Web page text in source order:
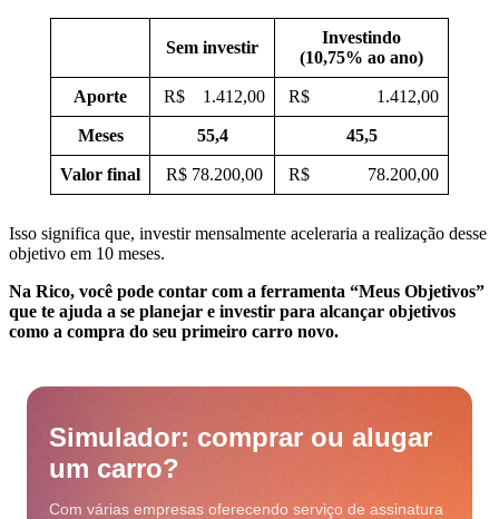
Sem investir
Investindo
(10,75% ao ano)
Aporte R$ 1.412,00 R$ 1.412,00
Meses 55,4 45,5
Valor final R$ 78.200,00 R$ 78.200,00
Isso significa que, investir mensalmente aceleraria a realização desse
objetivo em 10 meses.
Na Rico, você pode contar com a ferramenta “Meus Objetivos”
que te ajuda a se planejar e investir para alcançar objetivos
como a compra do seu primeiro carro novo.
Simulador: comprar ou alugar
um carro?
Com várias empresas oferecendo serviço de assinatura